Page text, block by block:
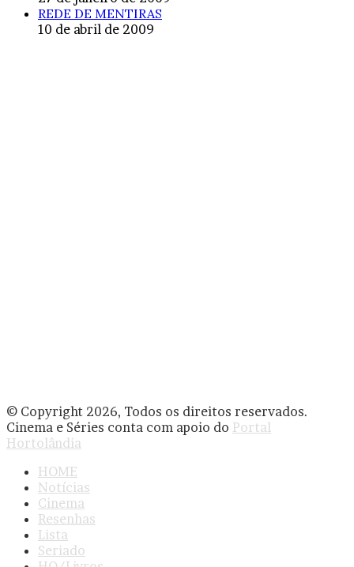
REDE DE MENTIRAS
10 de abril de 2009
© Copyright 2026, Todos os direitos reservados.
Cinema e Séries conta com apoio do Portal
Hortolândia
HOME
Notícias
Cinema
Resenhas
Lista
Seriado